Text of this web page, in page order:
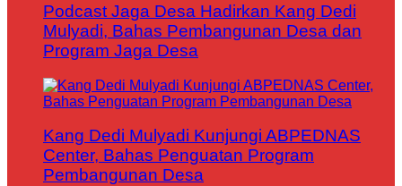
Podcast Jaga Desa Hadirkan Kang Dedi
Mulyadi, Bahas Pembangunan Desa dan
Program Jaga Desa
Kang Dedi Mulyadi Kunjungi ABPEDNAS
Center, Bahas Penguatan Program
Pembangunan Desa